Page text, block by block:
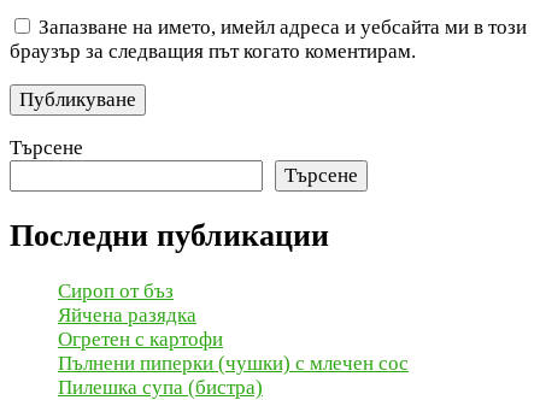
Запазване на името, имейл адреса и уебсайта ми в този
браузър за следващия път когато коментирам.
Търсене
Търсене
Последни публикации
Сироп от бъз
Яйчена разядка
Огретен с картофи
Пълнени пиперки (чушки) с млечен сос
Пилешка супа (бистра)